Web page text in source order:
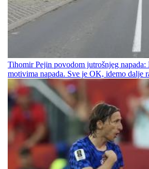
Tihomir Pejin povodom jutrošnjeg
motivima napada. Sve je OK, idemo dalje